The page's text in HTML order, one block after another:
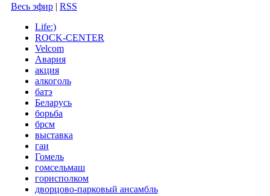
Весь эфир | RSS
Life:)
ROCK-CENTER
Velcom
Авария
акция
алкоголь
батэ
Беларусь
борьба
брсм
выставка
гаи
Гомель
гомсельмаш
горисполком
дворцово-парковый ансамбль